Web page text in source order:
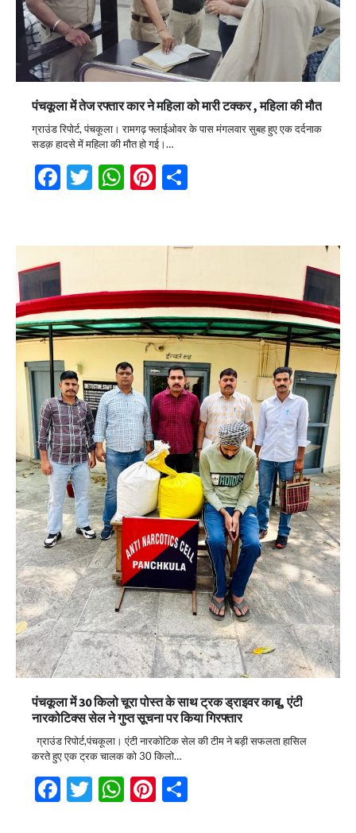
पंचकूला में तेज रफ्तार कार ने महिला को मारी टक्कर , महिला की मौत
ग्राउंड रिपोर्ट, पंचकूला। रामगढ़ फ्लाईओवर के पास मंगलवार सुबह हुए एक दर्दनाक
सडक़ हादसे में महिला की मौत हो गई।…
Facebook
Twitter
WhatsApp
Pinterest
पंचकूला में 30 किलो चूरा पोस्त के साथ ट्रक ड्राइवर काबू, एंटी
नारकोटिक्स सेल ने गुप्त सूचना पर किया गिरफ्तार
ग्राउंड रिपोर्ट,पंचकूला। एंटी नारकोटिक सेल की टीम ने बड़ी सफलता हासिल
करते हुए एक ट्रक चालक को 30 किलो…
Facebook
Twitter
WhatsApp
Pinterest